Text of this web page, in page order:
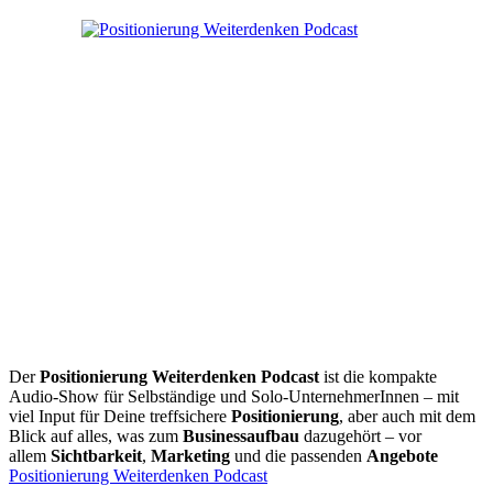
DerPositionierung Weiterdenken Podcast ist die kompakte
Audio-Show für Selbständige und Solo-UnternehmerInnen – mit
viel Input für Deine treffsichere Positionierung, aber auch mit dem
Blick auf alles, was zum Businessaufbau dazugehört – vor
allem Sichtbarkeit, Marketing und die passenden Angebote
Positionierung Weiterdenken Podcast